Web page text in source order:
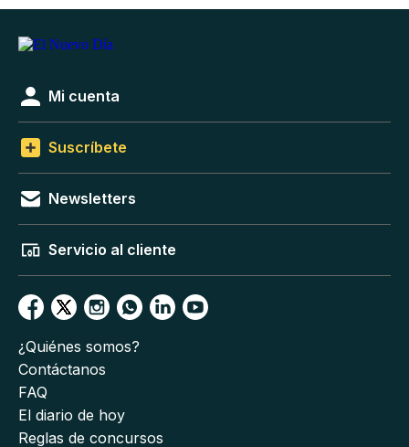
Mi cuenta
Suscríbete
Newsletters
Servicio al cliente
¿Quiénes somos?
Contáctanos
FAQ
El diario de hoy
Reglas de concursos